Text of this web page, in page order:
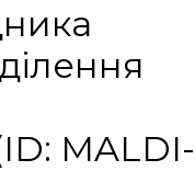
MALDI-